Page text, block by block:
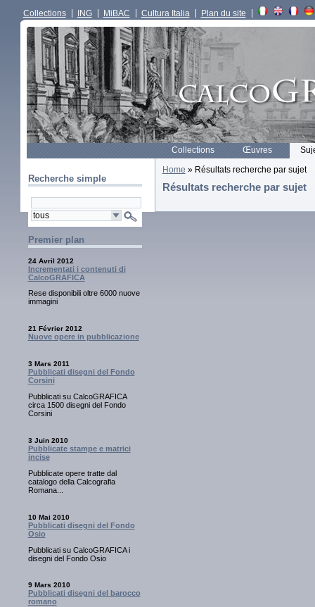
Collections ING MiBAC Cultura Italia Plan du site
Collections Œuvres
Recherche simple
Premier plan
24 Avril 2012
Incrementati i contenuti di
CalcoGRAFICA
Rese disponibili oltre 6000 nuove
immagini
21 Février 2012
Nuove opere in pubblicazione
3 Mars 2011
Pubblicati disegni del Fondo
Corsini
Pubblicati su CalcoGRAFICA
circa 1500 disegni del Fondo
Corsini
3 Juin 2010
Pubblicate stampe e matrici
incise
Pubblicate opere tratte dal
catalogo della Calcografia
Romana...
10 Mai 2010
Pubblicati disegni del Fondo
Osio
Pubblicati su CalcoGRAFICA i
disegni del Fondo Osio
9 Mars 2010
Pubblicati disegni del barocco
romano
Home » Résultats recherche par sujet
Résultats recherche par sujet